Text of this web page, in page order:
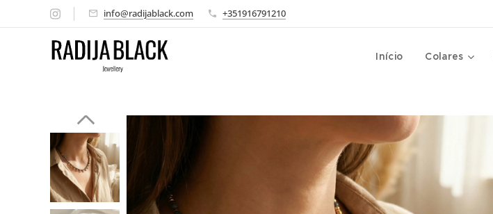
info@radijablack.com +351916791210
Início Colares